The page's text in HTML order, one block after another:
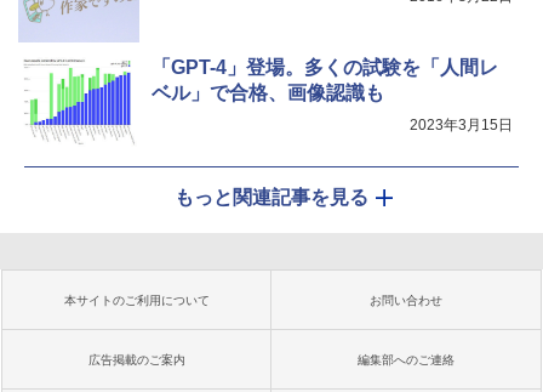
「GPT-4」登場。多くの試験を「人間レ
ベル」で合格、画像認識も
2023年3月15日
もっと関連記事を見る
本サイトのご利用について お問い合わせ
広告掲載のご案内 編集部へのご連絡